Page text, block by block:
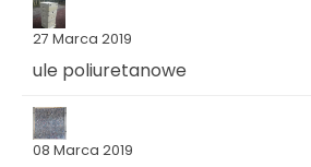
27 Marca 2019
ule poliuretanowe
08 Marca 2019